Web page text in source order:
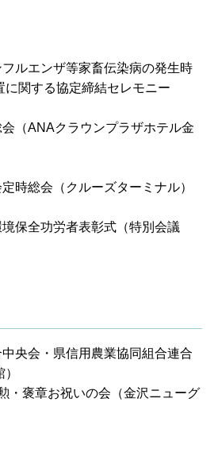
ルエンザ等家畜伝染病の発生時
に関する協定締結セレモニー
（ANAクラウンプラザホテル金
時総会（クルーズターミナル）
保全功労者表彰式（特別会議
央会・県信用農業協同組合連合
・褒章お祝いの会（金沢ニューグ